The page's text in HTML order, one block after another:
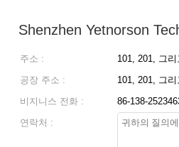
Shenzhen Yetnorson
주소 :
101, 201, 그
공장 주소 :
101, 201, 그
비지니스 전화 :
86-138-
연락처 :